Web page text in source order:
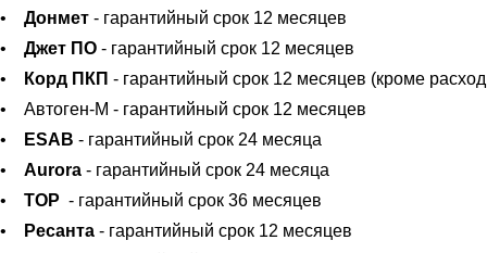
• Донмет - гарантийный срок 12 месяцев
• Джет ПО - гарантийный срок 12 месяцев
•
Корд ПКП - гарантийный срок 12 месяцев (кроме
• Автоген-М - гарантийный срок 12 месяцев
•
ESAB - гарантийный срок 24 месяца
• Aurora - гарантийный срок 24 месяца
• ТОР - гарантийный срок 36 месяцев
•
Ресанта - гарантийный срок 12 месяцев